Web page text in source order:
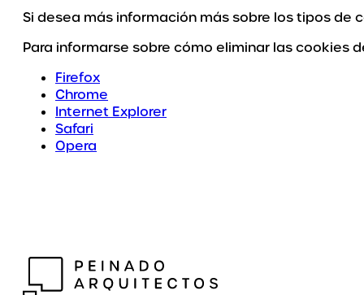
Si desea más información más sobre los tipos
Para informarse sobre cómo eliminar las cookies
Firefox
Chrome
Internet Explorer
Safari
Opera